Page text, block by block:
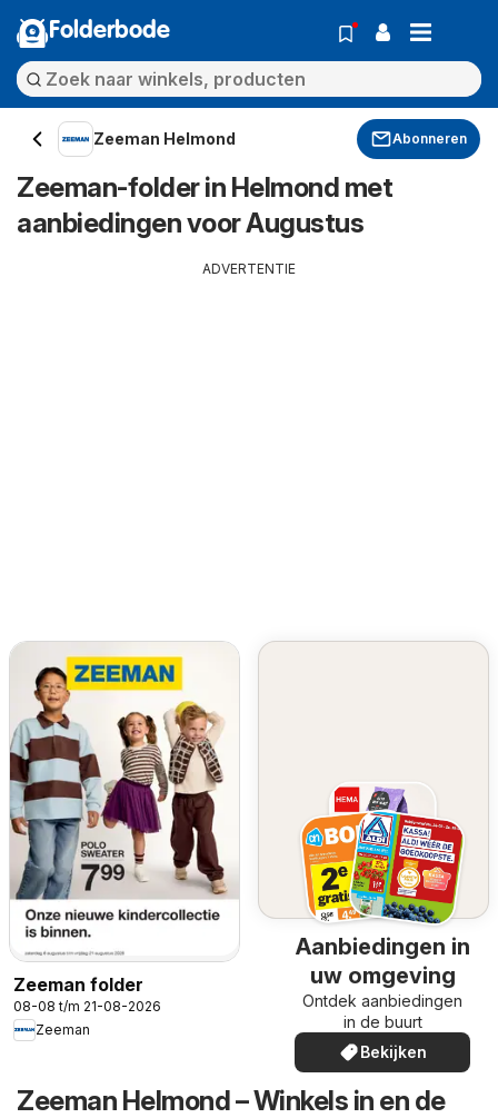
Folderbode
Zeeman Helmond Abonneren
Zeeman-folder in Helmond met
aanbiedingen voor Augustus
ADVERTENTIE
Zeeman folder
08-08 t/m 21-08-2026
Zeeman
Aanbiedingen in
uw omgeving
Ontdek aanbiedingen
in de buurt
Bekijken
Zeeman Helmond – Winkels in en de